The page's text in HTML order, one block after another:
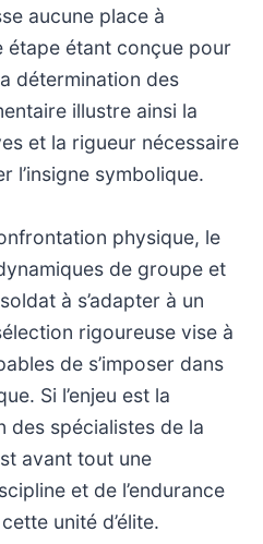
aucune place à
étape étant conçue pour
détermination des
illustre ainsi la
et la rigueur nécessaire
l’insigne symbolique.
physique, le
de groupe et
à s’adapter à un
rigoureuse vise à
de s’imposer dans
Si l’enjeu est la
des spécialistes de la
avant tout une
et de l’endurance
unité d’élite.